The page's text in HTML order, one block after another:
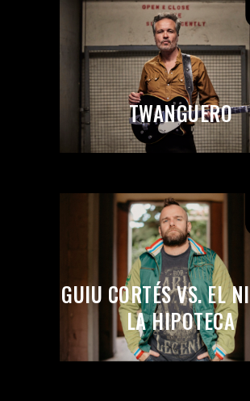
TWANGUERO
GUIU CORTÉS VS. EL
LA HIPOTECA